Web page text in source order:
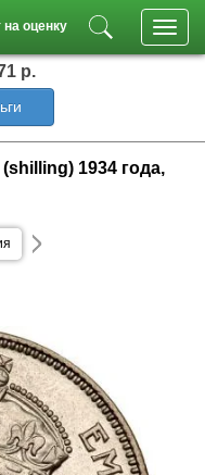
оценку
р.
1934 года,